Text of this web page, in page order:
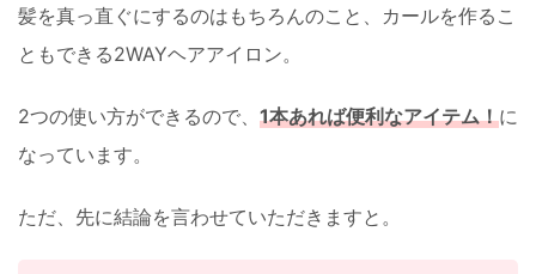
髪を真っ直ぐにするのはもちろんのこと、カールを作るこ
ともできる2WAYヘアアイロン。
2つの使い方ができるので、 1本あれば便利なアイテム！に
なっています。
ただ、先に結論を言わせていただきますと。